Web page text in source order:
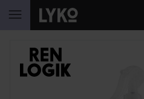
GÅ TIL INNHOLD
HOPP OVER SEKSJON